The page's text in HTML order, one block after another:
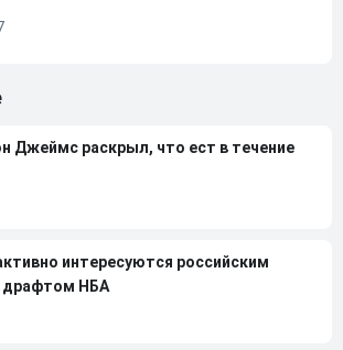
Джеймс раскрыл, что ест в течение
интересуются российским
драфтом НБА